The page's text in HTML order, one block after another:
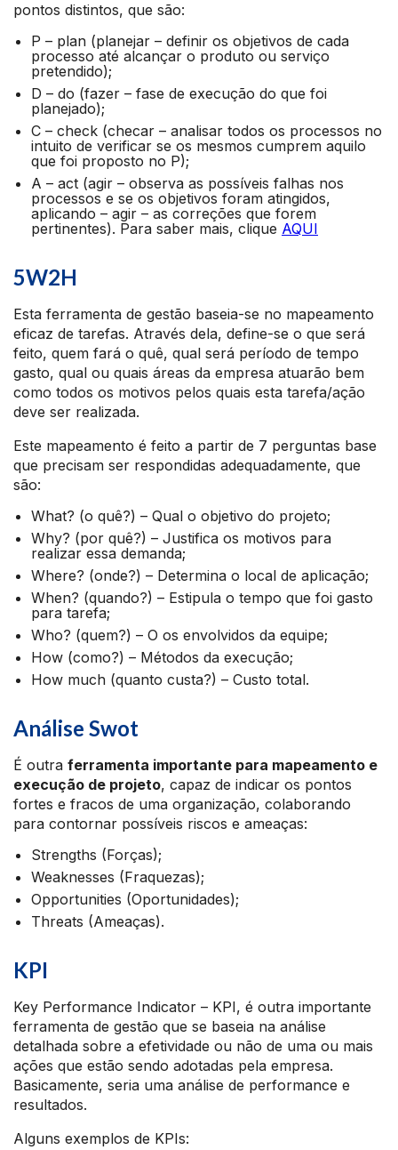
pontos distintos, que são:
P – plan (planejar – definir os objetivos de cada
processo até alcançar o produto ou serviço
pretendido);
D – do (fazer – fase de execução do que foi
planejado);
C – check (checar – analisar todos os processos no
intuito de verificar se os mesmos cumprem aquilo
que foi proposto no P);
A – act (agir – observa as possíveis falhas nos
processos e se os objetivos foram atingidos,
aplicando – agir – as correções que forem
pertinentes). Para saber mais, clique AQUI
5W2H
Esta ferramenta de gestão baseia-se no mapeamento
eficaz de tarefas. Através dela, define-se o que será
feito, quem fará o quê, qual será período de tempo
gasto, qual ou quais áreas da empresa atuarão bem
como todos os motivos pelos quais esta tarefa/ação
deve ser realizada.
Este mapeamento é feito a partir de 7 perguntas base
que precisam ser respondidas adequadamente, que
são:
What? (o quê?) – Qual o objetivo do projeto;
Why? (por quê?) – Justifica os motivos para
realizar essa demanda;
Where? (onde?) – Determina o local de aplicação;
When? (quando?) – Estipula o tempo que foi gasto
para tarefa;
Who? (quem?) – O os envolvidos da equipe;
How (como?) – Métodos da execução;
How much (quanto custa?) – Custo total.
Análise Swot
É outra ferramenta importante para mapeamento e
execução de projeto, capaz de indicar os pontos
fortes e fracos de uma organização, colaborando
para contornar possíveis riscos e ameaças:
Strengths (Forças);
Weaknesses (Fraquezas);
Opportunities (Oportunidades);
Threats (Ameaças).
KPI
Key Performance Indicator – KPI, é outra importante
ferramenta de gestão que se baseia na análise
detalhada sobre a efetividade ou não de uma ou mais
ações que estão sendo adotadas pela empresa.
Basicamente, seria uma análise de performance e
resultados.
Alguns exemplos de KPIs: